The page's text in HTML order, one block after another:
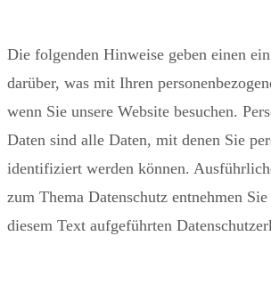
Die folgenden Hinweise geben einen
darüber, was mit Ihren
wenn Sie unsere Website besuchen.
Daten sind alle Daten, mit denen Sie
identifiziert werden können.
zum Thema Datenschutz entnehmen
diesem Text aufgeführten